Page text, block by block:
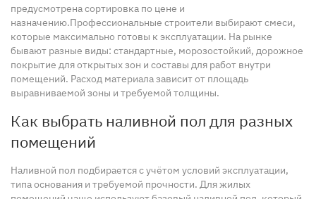
предусмотрена сортировка по цене и
назначению.Профессиональные строители выбирают смеси,
которые максимально готовы к эксплуатации. На рынке
бывают разные виды: стандартные, морозостойкий, дорожное
покрытие для открытых зон и составы для работ внутри
помещений. Расход материала зависит от площадь
выравниваемой зоны и требуемой толщины.
Как выбрать наливной пол для разных
помещений
Наливной пол подбирается с учётом условий эксплуатации,
типа основания и требуемой прочности. Для жилых